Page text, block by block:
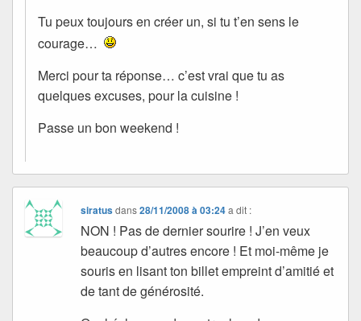
Tu peux toujours en créer un, si tu t’en sens le
courage…
Merci pour ta réponse… c’est vrai que tu as
quelques excuses, pour la cuisine !
Passe un bon weekend !
siratusdans28/11/2008 à 03:24 a dit :
NON ! Pas de dernier sourire ! J’en veux
beaucoup d’autres encore ! Et moi-même je
souris en lisant ton billet empreint d’amitié et
de tant de générosité.